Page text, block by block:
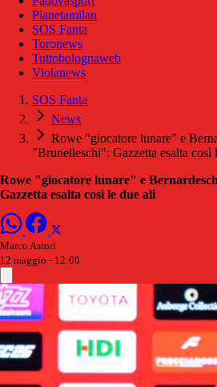
Pianetamilan
SOS Fanta
Toronews
Tuttobolognaweb
Violanews
SOS Fanta
News
Rowe "giocatore lunare" e
"Brunelleschi": Gazzetta esalta così
Rowe "giocatore lunare" e
Gazzetta esalta così le due ali
Marco Astori
12 maggio - 12:00